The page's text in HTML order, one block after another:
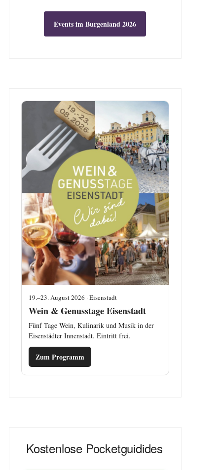
Events im Burgenland 2026
19.–23. August 2026 · Eisenstadt
Wein & Genusstage Eisenstadt
Fünf Tage Wein, Kulinarik und Musik in der
Eisenstädter Innenstadt. Eintritt frei.
Zum Programm
Kostenlose Pocketguidides